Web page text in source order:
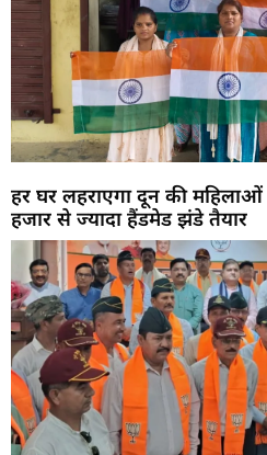
हर घर लहराएगा दून की
हजार से ज्यादा हैंडमेड झंडे तैयार